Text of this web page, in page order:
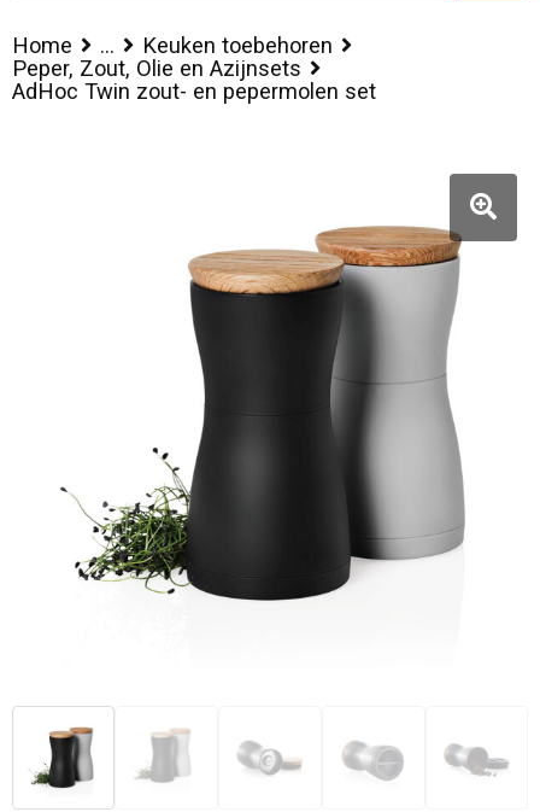
Home ...
Keuken toebehoren
Peper, Zout, Olie en Azijnsets
AdHoc Twin zout- en pepermolen set